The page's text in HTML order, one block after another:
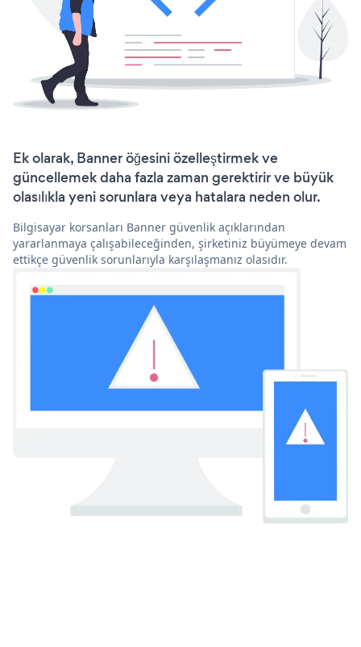
Ek olarak, Banner öğesini özelleştirmek ve
güncellemek daha fazla zaman gerektirir ve büyük
olasılıkla yeni sorunlara veya hatalara neden olur.
Bilgisayar korsanları Banner güvenlik açıklarından
yararlanmaya çalışabileceğinden, şirketiniz büyümeye devam
ettikçe güvenlik sorunlarıyla karşılaşmanız olasıdır.